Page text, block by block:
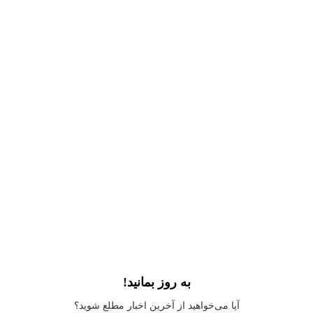
Application error: a client
-side exception has occurred while loading
به روز بمانید!
آیا می‌خواهید از آخرین اخبار مطلع شوید؟